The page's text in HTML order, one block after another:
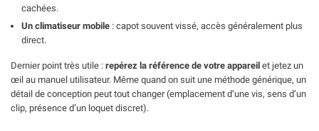
cachées.
Un climatiseur mobile : capot souvent vissé, accès généralement plus
direct.
Dernier point très utile : repérez la référence de votre appareil et jetez un
œil au manuel utilisateur. Même quand on suit une méthode générique, un
détail de conception peut tout changer (emplacement d’une vis, sens d’un
clip, présence d’un loquet discret).